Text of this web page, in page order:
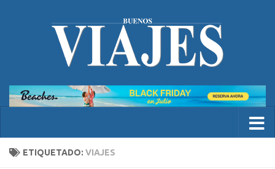
ETIQUETADO: VIAJES